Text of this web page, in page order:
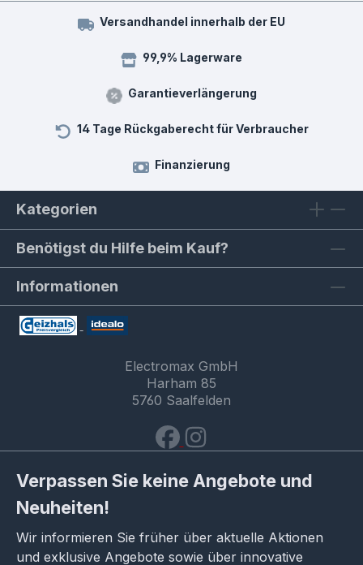
Versandhandel innerhalb der EU
99,9% Lagerware
Garantieverlängerung
14 Tage Rückgaberecht für Verbraucher
Finanzierung
Kategorien
Benötigst du Hilfe beim Kauf?
Informationen
Electromax GmbH
Harham 85
5760 Saalfelden
Verpassen Sie keine Angebote und
Neuheiten!
Wir informieren Sie früher über aktuelle Aktionen
und exklusive Angebote sowie über innovative